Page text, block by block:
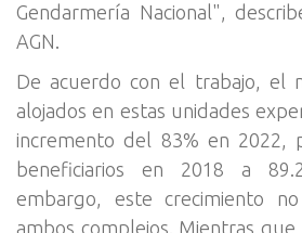
Gendarmería Nacional",
AGN.
De acuerdo con el trabajo, el
alojados en estas unidades
incremento del 83% en 2022,
beneficiarios en 2018 a
embargo, este crecimiento
ambos complejos. Mientras que